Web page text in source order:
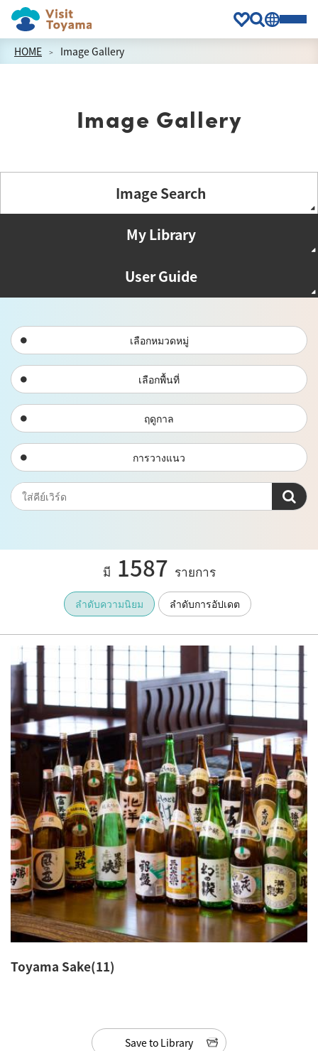
HOME Image Gallery
Image Gallery
Image Search
My Library
User Guide
เลือกหมวดหมู่
เลือกพื้นที่
ฤดูกาล
การวางแนว
มี 1587 รายการ
ลำดับความนิยม ลำดับการอัปเดต
Toyama Sake(11)
Save to Library